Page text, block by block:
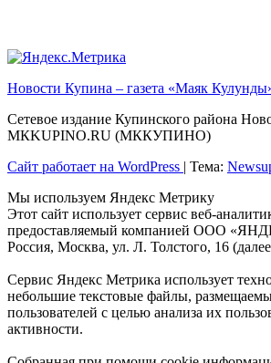
Новости Купина – газета «Маяк
Сетевое издание Купинского района
МКKUPINO.RU (МККУПИНО)
Сайт работает на WordPress
Тема:
Мы используем Яндекс Метрику
Этот сайт использует сервис веб-
предоставляемый компанией ООО
Россия, Москва, ул. Л. Толстого, 16
Сервис Яндекс Метрика использует
небольшие текстовые файлы,
пользователей с целью анализа их
активности.